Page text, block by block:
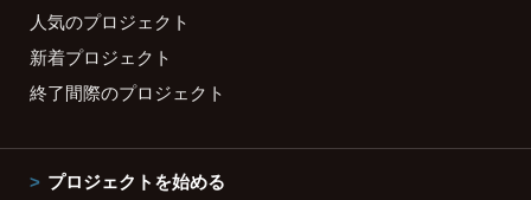
人気のプロジェクト
新着プロジェクト
終了間際のプロジェクト
プロジェクトを始める